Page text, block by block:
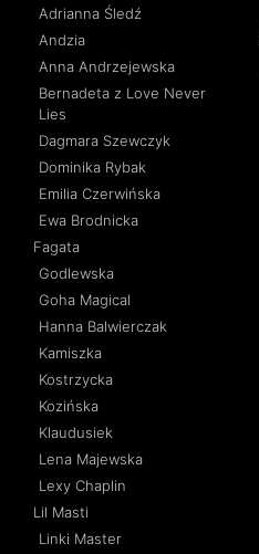
Adrianna Śledź
Andzia
Anna Andrzejewska
Bernadeta z Love Never
Lies
Dagmara Szewczyk
Dominika Rybak
Emilia Czerwińska
Ewa Brodnicka
Fagata
Godlewska
Goha Magical
Hanna Balwierczak
Kamiszka
Kostrzycka
Kozińska
Klaudusiek
Lena Majewska
Lexy Chaplin
Lil Masti
Linki Master